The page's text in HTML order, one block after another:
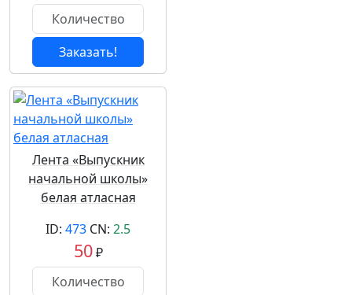
Заказать!
Лента «Выпускник
начальной школы»
белая атласная
ID: 473 CN: 2.5
50₽